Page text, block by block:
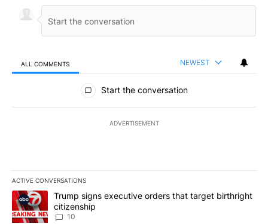
ALL COMMENTS NEWEST
All Comments
Start the conversation
ADVERTISEMENT
ACTIVE CONVERSATIONS
The following is a list of the most commented articles in the last
A trending article titled "Trump signs executive orders that
Trump signs executive orders that target birthright
citizenship
10